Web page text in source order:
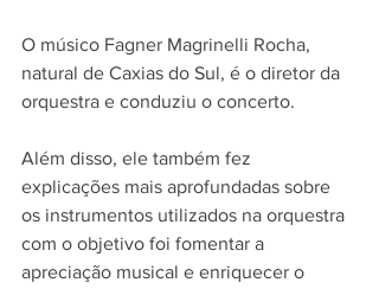
O músico Fagner Magrinelli Rocha,
natural de Caxias do Sul, é o diretor da
orquestra e conduziu o concerto.
Além disso, ele também fez
explicações mais aprofundadas sobre
os instrumentos utilizados na orquestra
com o objetivo foi fomentar a
apreciação musical e enriquecer o